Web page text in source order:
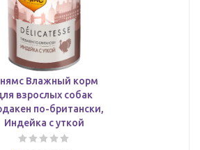
Влажный корм
взрослых собак
по-британски,
Индейка с уткой